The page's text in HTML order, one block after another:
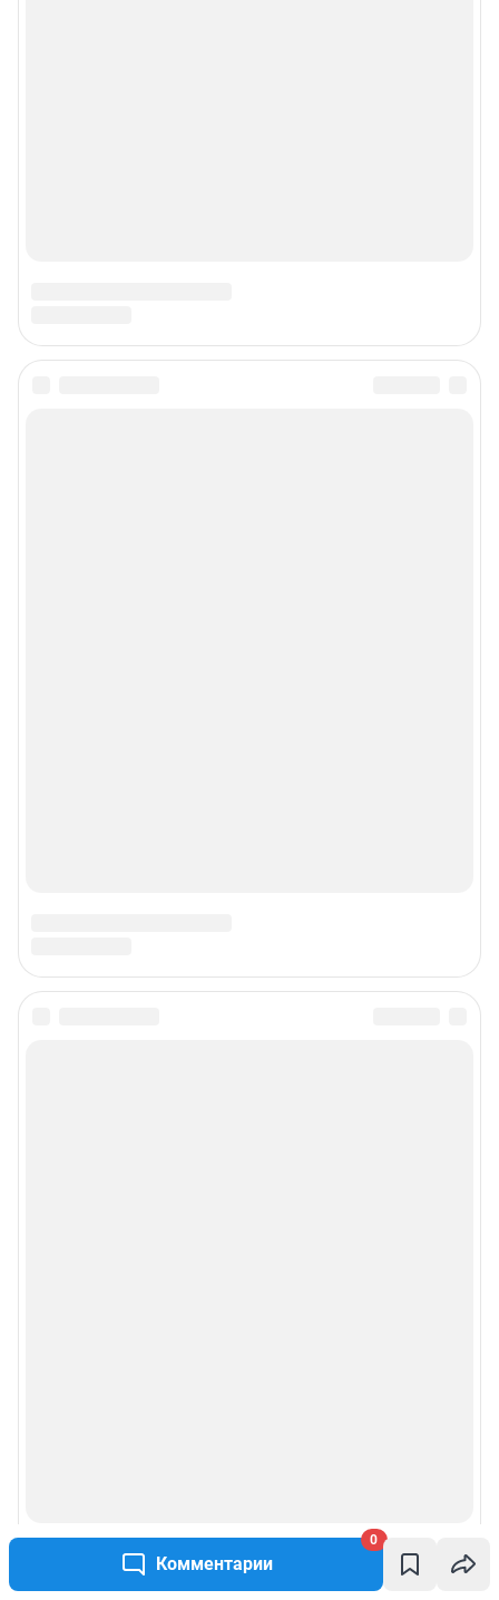
Комментарии
0